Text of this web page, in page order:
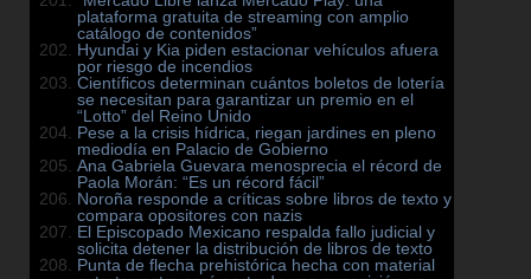
plataforma gratuita de streaming con amplio
catálogo de contenidos”
Hyundai y Kia piden estacionar vehículos afuera
por riesgo de incendios
Científicos determinan cuántos boletos de lotería
se necesitan para garantizar un premio en el
“Lotto” del Reino Unido
Pese a la crisis hídrica, riegan jardines en pleno
mediodía en Palacio de Gobierno
Ana Gabriela Guevara menosprecia el récord de
Paola Morán: “Es un récord fácil”
Noroña responde a críticas sobre libros de texto y
compara opositores con nazis
El Episcopado Mexicano respalda fallo judicial y
solicita detener la distribución de libros de texto
Punta de flecha prehistórica hecha con material